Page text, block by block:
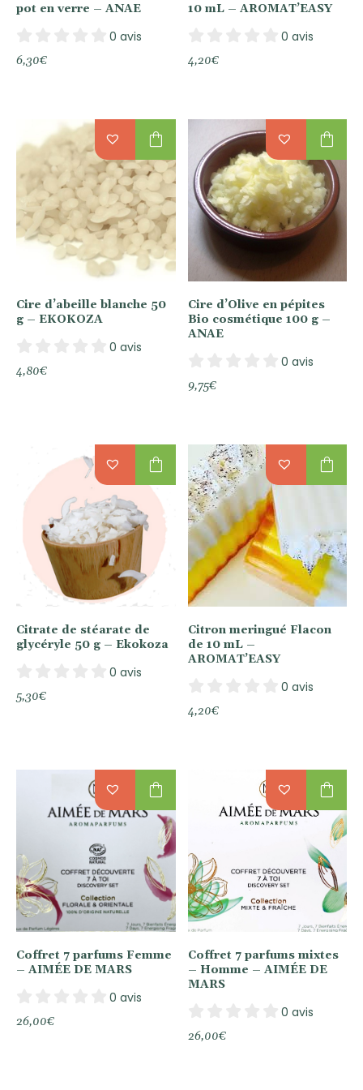
pot en verre – ANAE
0 avis
6,30€
10 mL – AROMAT’EASY
0 avis
4,20€
Cire d’abeille blanche 50
g – EKOKOZA
0 avis
4,80€
shopping_bag
Cire d’Olive en pépites
Bio cosmétique 100 g –
ANAE
0 avis
9,75€
shopping_bag
Citrate de stéarate de
glycéryle 50 g – Ekokoza
0 avis
5,30€
shopping_bag
Citron meringué Flacon
de 10 mL –
AROMAT’EASY
0 avis
4,20€
shopping_bag
Coffret 7 parfums Femme
– AIMÉE DE MARS
0 avis
26,00€
shopping_bag
Coffret 7 parfums mixtes
– Homme – AIMÉE DE
MARS
0 avis
26,00€
shopping_bag